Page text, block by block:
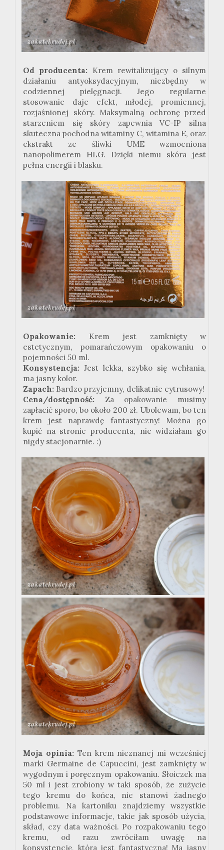
Od producenta: Krem rewitalizujący o silnym
działaniu antyoksydacyjnym, niezbędny w
codziennej pielęgnacji. Jego regularne
stosowanie daje efekt, młodej, promiennej,
rozjaśnionej skóry. Maksymalną ochronę przed
starzeniem się skóry zapewnia VC-IP silna
skuteczna pochodna witaminy C, witamina E, oraz
ekstrakt ze śliwki UME wzmocniona
nanopolimerem HLG. Dzięki niemu skóra jest
pełna energii i blasku.
Opakowanie: Krem jest zamknięty w
estetycznym, pomarańczowym opakowaniu o
pojemności 50 ml.
Konsystencja: Jest lekka, szybko się wchłania,
ma jasny kolor.
Zapach: Bardzo przyjemny, delikatnie cytrusowy!
Cena/dostępność: Za opakowanie musimy
zapłacić sporo, bo około 200 zł. Ubolewam, bo ten
krem jest naprawdę fantastyczny! Można go
kupić na stronie producenta, nie widziałam go
nigdy stacjonarnie. :)
Moja opinia: Ten krem nieznanej mi wcześniej
marki Germaine de Capuccini, jest zamknięty w
wygodnym i poręcznym opakowaniu. Słoiczek ma
50 ml i jest zrobiony w taki sposób, że zużycie
tego kremu do końca, nie stanowi żadnego
problemu. Na kartoniku znajdziemy wszystkie
podstawowe informacje, takie jak sposób użycia,
skład, czy data ważności. Po rozpakowaniu tego
kremu, od razu zwróciłam uwagę na
konsystencję, która jest fantastyczna! Ma jasny